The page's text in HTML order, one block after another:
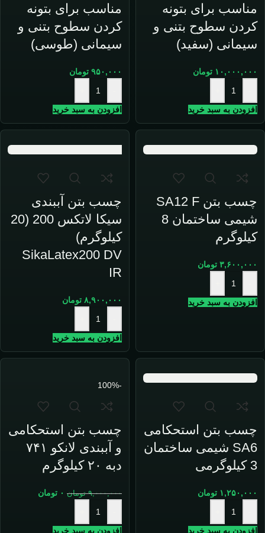
مناسب برای بتونه
کردن سطوح بتنی و
سیمانی (سفید)
۱۰,۰۰۰,۰۰۰ تومان
افزودن به سبد خرید
مناسب برای بتونه
کردن سطوح بتنی و
سیمانی (طوسی)
۹۵۰,۰۰۰ تومان
افزودن به سبد خرید
چسب بتن SA12 F
شیمی ساختمان 8
کیلوگرم
۳,۶۰۰,۰۰۰ تومان
افزودن به سبد خرید
چسب بتن آببندی
سیکا لاتکس 200 (20
کیلوگرم)
SikaLatex200 DV
IR
۸,۹۰۰,۰۰۰ تومان
افزودن به سبد خرید
چسب بتن استحکامی
SA6 شیمی ساختمان
3 کیلوگرمی
۱,۲۵۰,۰۰۰ تومان
افزودن به سبد خرید
-100%
چسب بتن استحکامی
و آببندی لانکو ۷۴۱
دبه ۲۰ کیلوگرم
۹,۰۰۰,۰۰۰ تومان ۰ تومان
افزودن به سبد خرید